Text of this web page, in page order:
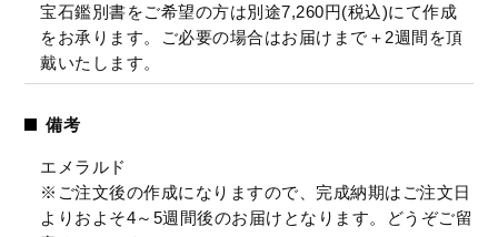
宝石鑑別書をご希望の方は別途7,260円(税込)にて作成
をお承ります。ご必要の場合はお届けまで＋2週間を頂
戴いたします。
備考
エメラルド
※ご注文後の作成になりますので、完成納期はご注文日
よりおよそ4～5週間後のお届けとなります。どうぞご留